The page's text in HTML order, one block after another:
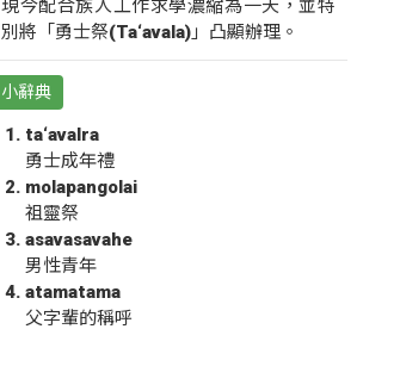
現今配合族人工作求學濃縮為一天，並特
別將「勇士祭(Ta‘avala)」凸顯辦理。
小辭典
ta‘avalra
勇士成年禮
molapangolai
祖靈祭
asavasavahe
男性青年
atamatama
父字輩的稱呼